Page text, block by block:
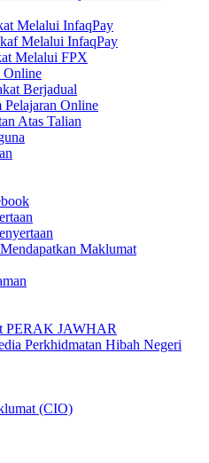
Melalui InfaqPay
Melalui InfaqPay
Melalui FPX
Online
Berjadual
Pelajaran Online
Atas Talian
Maklumat
PERAK JAWHAR
Perkhidmatan Hibah Negeri
(CIO)